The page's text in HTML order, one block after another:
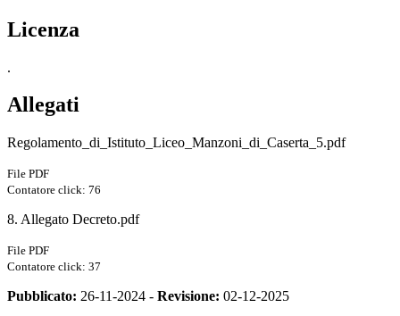
Licenza
.
Allegati
Regolamento_di_Istituto_Liceo_Manzoni_di_Caserta_5.pdf
File PDF
Contatore click: 76
8. Allegato Decreto.pdf
File PDF
Contatore click: 37
Pubblicato: 26-11-2024 - Revisione: 02-12-2025